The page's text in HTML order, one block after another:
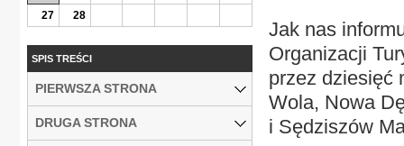
Jak nas
Organizacji
przez dziesięć
Wola, Nowa
i Sędziszów
27
28
SPIS TREŚCI
PIERWSZA STRONA
DRUGA STRONA